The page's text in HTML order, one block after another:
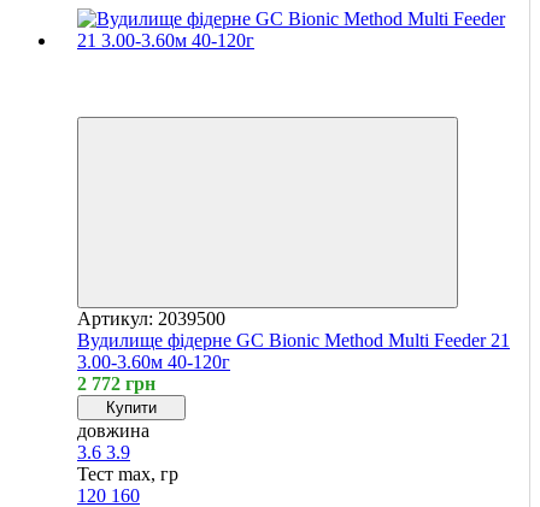
Артикул: 2039500
Вудилище фідерне GC Bionic Method Multi Feeder 21
3.00-3.60м 40-120г
2 772 грн
Купити
довжина
3.6 3.9
Тест max, гр
120 160